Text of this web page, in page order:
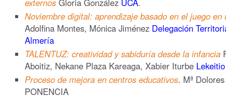
Noviembre digital: aprendizaje basado en el juego en
Adolfina Montes, Mónica Jiménez Delegación
Almería
TALENTUZ: creatividad y sabiduría desde la infancia
Aboitiz, Nekane Plaza Kareaga, Xabier Iturbe
Proceso de mejora en centros educativos. Mª
PONENCIA